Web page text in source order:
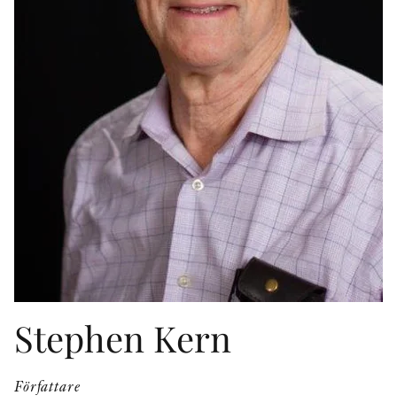
VIDEOGALLERI
UTMÄRKELSER
ÖVRIGA FORMAT
KONTAKT
PRESSKONTAKT
PEER REVIEW-PROCESSEN
Stephen Kern
Författare